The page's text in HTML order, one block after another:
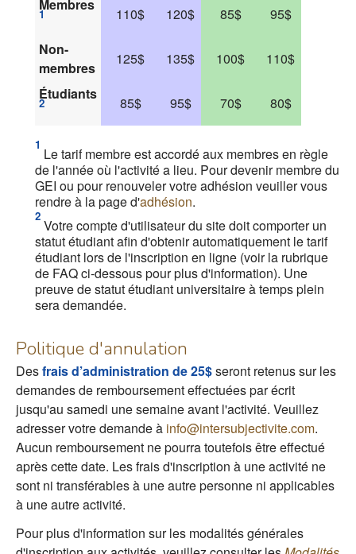
Membres
1 110$ 120$ 85$
95$
Non-
membres
125$ 135$ 100$
110$
Étudiants
2 85$ 95$ 70$ 80$
1
Le tarif membre est accordé aux membres en règle
de l'année où l'activité a lieu. Pour devenir membre du
GEI ou pour renouveler votre adhésion veuiller vous
rendre à la page d'adhésion.
2
Votre compte d'utilisateur du site doit comporter un
statut étudiant afin d'obtenir automatiquement le tarif
étudiant lors de l'inscription en ligne (voir la rubrique
de FAQ ci-dessous pour plus d'information). Une
preuve de statut étudiant universitaire à temps plein
sera demandée.
Politique d'annulation
Desfrais d’administration de 25$seront retenus sur les
demandes de remboursement effectuées par écrit
jusqu'au samedi une semaine avant l'activité. Veuillez
adresser votre demande à info@intersubjectivite.com.
Aucun remboursement ne pourra toutefois être effectué
après cette date. Les frais d'inscription à une activité ne
sont ni transférables à une autre personne ni applicables
à une autre activité.
Pour plus d'information sur les modalités générales